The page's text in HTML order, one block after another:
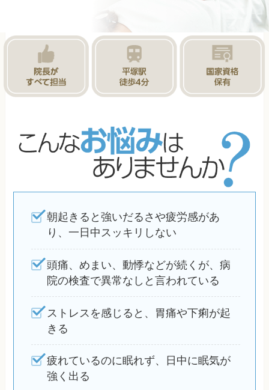
朝起きると強いだるさや疲労感があ
り、一日中スッキリしない
頭痛、めまい、動悸などが続くが、病
院の検査で異常なしと言われている
ストレスを感じると、胃痛や下痢が起
きる
疲れているのに眠れず、日中に眠気が
強く出る